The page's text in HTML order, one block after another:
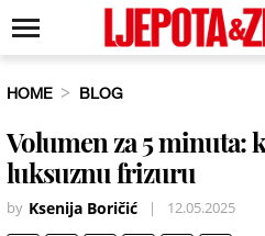
HOME BLOG
Volumen za 5 minuta:
luksuznu frizuru
by Ksenija Boričić | 12.05.2025